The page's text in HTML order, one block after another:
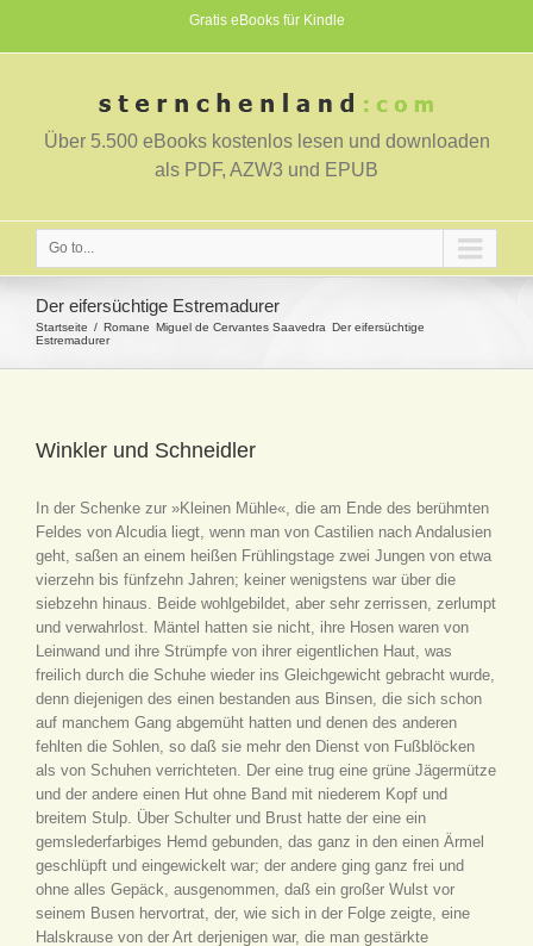
Gratis eBooks für Kindle
Über 5.500 eBooks kostenlos lesen und downloaden
als PDF, AZW3 und EPUB
Go to...
Der eifersüchtige Estremadurer
Startseite Romane Miguel de Cervantes Saavedra Der eifersüchtige
Estremadurer
Winkler und Schneidler
In der Schenke zur »Kleinen Mühle«, die am Ende des berühmten
Feldes von Alcudia liegt, wenn man von Castilien nach Andalusien
geht, saßen an einem heißen Frühlingstage zwei Jungen von etwa
vierzehn bis fünfzehn Jahren; keiner wenigstens war über die
siebzehn hinaus. Beide wohlgebildet, aber sehr zerrissen, zerlumpt
und verwahrlost. Mäntel hatten sie nicht, ihre Hosen waren von
Leinwand und ihre Strümpfe von ihrer eigentlichen Haut, was
freilich durch die Schuhe wieder ins Gleichgewicht gebracht wurde,
denn diejenigen des einen bestanden aus Binsen, die sich schon
auf manchem Gang abgemüht hatten und denen des anderen
fehlten die Sohlen, so daß sie mehr den Dienst von Fußblöcken
als von Schuhen verrichteten. Der eine trug eine grüne Jägermütze
und der andere einen Hut ohne Band mit niederem Kopf und
breitem Stulp. Über Schulter und Brust hatte der eine ein
gemslederfarbiges Hemd gebunden, das ganz in den einen Ärmel
geschlüpft und eingewickelt war; der andere ging ganz frei und
ohne alles Gepäck, ausgenommen, daß ein großer Wulst vor
seinem Busen hervortrat, der, wie sich in der Folge zeigte, eine
Halskrause von der Art derjenigen war, die man gestärkte